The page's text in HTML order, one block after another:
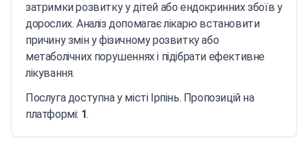
затримки розвитку у дітей або ендокринних збоїв у
дорослих. Аналіз допомагає лікарю встановити
причину змін у фізичному розвитку або
метаболічних порушеннях і підібрати ефективне
лікування.
Послуга доступна у місті Ірпінь. Пропозицій на
платформі: 1.